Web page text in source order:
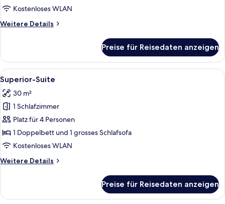
Kostenloses WLAN
Weitere Details
Weitere
Suite
Preise für Reisedaten anzeigen
Alle
Fotos
für
Superior-
Suite
anzeigen
Ein Hotelzimmer mit einem großen
16
Superior-Suite
30 m²
1 Schlafzimmer
Platz für 4 Personen
1 Doppelbett und 1 grosses Schlafsofa
Kostenloses WLAN
Weitere Details
Weitere
Suite
Preise für Reisedaten anzeigen